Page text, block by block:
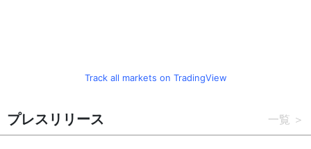
Track all markets on TradingView
プレスリリース 一覧